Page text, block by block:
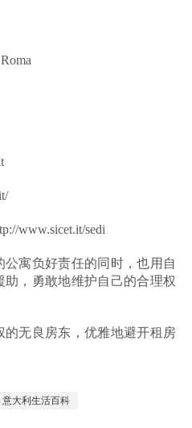
www.sicet.it/sedi
寓负好责任的同时，也用自
，勇敢地维护自己的合理权
无良房东，优雅地避开租房
意大利生活百科